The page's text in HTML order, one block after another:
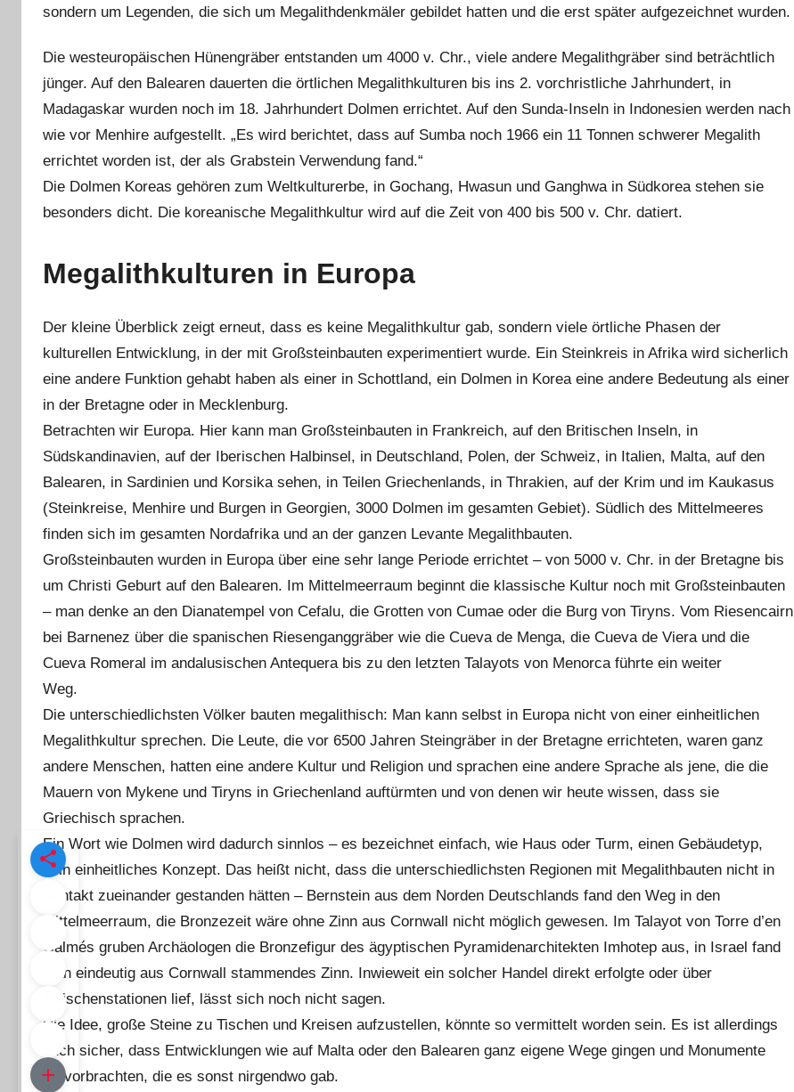
sondern um Legenden, die sich um Megalithdenkmäler gebildet hatten und die erst später aufgezeichnet wurden.
Die westeuropäischen Hünengräber entstanden um 4000 v. Chr., viele andere Megalithgräber sind beträchtlich
jünger. Auf den Balearen dauerten die örtlichen Megalithkulturen bis ins 2. vorchristliche Jahrhundert, in
Madagaskar wurden noch im 18. Jahrhundert Dolmen errichtet. Auf den Sunda-Inseln in Indonesien werden nach
wie vor Menhire aufgestellt. „Es wird berichtet, dass auf Sumba noch 1966 ein 11 Tonnen schwerer Megalith
errichtet worden ist, der als Grabstein Verwendung fand.“
Die Dolmen Koreas gehören zum Weltkulturerbe, in Gochang, Hwasun und Ganghwa in Südkorea stehen sie
besonders dicht. Die koreanische Megalithkultur wird auf die Zeit von 400 bis 500 v. Chr. datiert.
Megalithkulturen in Europa
Der kleine Überblick zeigt erneut, dass es keine Megalithkultur gab, sondern viele örtliche Phasen der
kulturellen Entwicklung, in der mit Großsteinbauten experimentiert wurde. Ein Steinkreis in Afrika wird sicherlich
eine andere Funktion gehabt haben als einer in Schottland, ein Dolmen in Korea eine andere Bedeutung als einer
in der Bretagne oder in Mecklenburg.
Betrachten wir Europa. Hier kann man Großsteinbauten in Frankreich, auf den Britischen Inseln, in
Südskandinavien, auf der Iberischen Halbinsel, in Deutschland, Polen, der Schweiz, in Italien, Malta, auf den
Balearen, in Sardinien und Korsika sehen, in Teilen Griechenlands, in Thrakien, auf der Krim und im Kaukasus
(Steinkreise, Menhire und Burgen in Georgien, 3000 Dolmen im gesamten Gebiet). Südlich des Mittelmeeres
finden sich im gesamten Nordafrika und an der ganzen Levante Megalithbauten.
Großsteinbauten wurden in Europa über eine sehr lange Periode errichtet – von 5000 v. Chr. in der Bretagne bis
um Christi Geburt auf den Balearen. Im Mittelmeerraum beginnt die klassische Kultur noch mit Großsteinbauten
– man denke an den Dianatempel von Cefalu, die Grotten von Cumae oder die Burg von Tiryns. Vom Riesencairn
bei Barnenez über die spanischen Riesenganggräber wie die Cueva de Menga, die Cueva de Viera und die
Cueva Romeral im andalusischen Antequera bis zu den letzten Talayots von Menorca führte ein weiter
Weg.
Die unterschiedlichsten Völker bauten megalithisch: Man kann selbst in Europa nicht von einer einheitlichen
Megalithkultur sprechen. Die Leute, die vor 6500 Jahren Steingräber in der Bretagne errichteten, waren ganz
andere Menschen, hatten eine andere Kultur und Religion und sprachen eine andere Sprache als jene, die die
Mauern von Mykene und Tiryns in Griechenland auftürmten und von denen wir heute wissen, dass sie
Griechisch sprachen.
Ein Wort wie Dolmen wird dadurch sinnlos – es bezeichnet einfach, wie Haus oder Turm, einen Gebäudetyp,
kein einheitliches Konzept. Das heißt nicht, dass die unterschiedlichsten Regionen mit Megalithbauten nicht in
Kontakt zueinander gestanden hätten – Bernstein aus dem Norden Deutschlands fand den Weg in den
Mittelmeerraum, die Bronzezeit wäre ohne Zinn aus Cornwall nicht möglich gewesen. Im Talayot von Torre d’en
Galmés gruben Archäologen die Bronzefigur des ägyptischen Pyramidenarchitekten Imhotep aus, in Israel fand
man eindeutig aus Cornwall stammendes Zinn. Inwieweit ein solcher Handel direkt erfolgte oder über
Zwischenstationen lief, lässt sich noch nicht sagen.
Die Idee, große Steine zu Tischen und Kreisen aufzustellen, könnte so vermittelt worden sein. Es ist allerdings
auch sicher, dass Entwicklungen wie auf Malta oder den Balearen ganz eigene Wege gingen und Monumente
hervorbrachten, die es sonst nirgendwo gab.